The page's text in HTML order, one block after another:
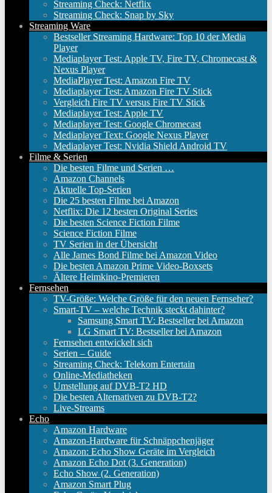
Streaming Check: Netflix
Streaming Check: Snap by Sky
Streaming Ware
Bestseller Streaming Hardware: Top 10 der Media
Player
Mediaplayer Test: Apple TV, Fire TV, Chromecast &
Nexus Player
MediaPlayer Test: Amazon Fire TV
Mediaplayer Test: Amazon Fire TV Stick
Vergleich Fire TV versus Fire TV Stick
Mediaplayer Test: Apple TV
Mediaplayer Test: Google Chromecast
Mediaplayer Text: Google Nexus Player
Mediaplayer Test: Nvidia Shield Android TV
Filme & Serien
Die besten Filme und Serien …
Amazon Channels
Aktuelle Top-Serien
Die 25 besten Filme bei Amazon
Netflix: Die 12 besten Original Series
Die besten Science Fiction Filme
Science Fiction Filme
TV Serien in der Übersicht
Alle James Bond Filme bei Amazon Video
Die besten Amazon Prime Video-Boxsets
Ältere Heimkino-Premieren
Fernsehen
TV-Größe: Welche Größe für den neuen Fernseher?
Smart-TV – welche Technik steckt dahinter?
Samsung Smart TV: Bestseller bei Amazon
LG Smart TV: Bestseller bei Amazon
Fernsehen entwickelt sich
Serien – Guide
Streaming Check: Telekom Entertain
Online-Mediatheken
Umstellung auf DVB-T2 HD
Die besten Alternativen zu DVB-T2?
Live-Streams
Echo
Amazon Hardware
Amazon-Hardware für Schnäppchenjäger
Amazon: Echo Show Geräte im Vergleich
Amazon Echo Dot (3. Generation)
Echo Show (2. Generation)
Amazon Smart Plug